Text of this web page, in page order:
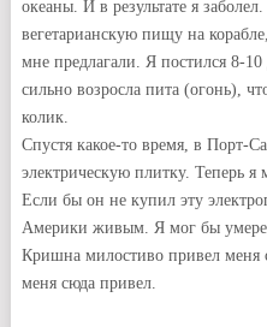
океаны. И в результате я
вегетарианскую пищу на
мне предлагали. Я постился 8-
сильно возросла пита (огонь),
колик.
Спустя какое-то время, в Порт-
электрическую плитку. Теперь я
Если бы он не купил эту
Америки живым. Я мог бы
Кришна милостиво привел меня
меня сюда привел.